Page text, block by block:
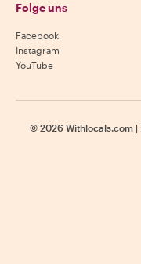
Folge uns
Facebook
Instagram
YouTube
© 2026 Withlocals.com |